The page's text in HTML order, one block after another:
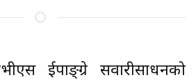
दुईपाङ्ग्रे सवारीसाधनको